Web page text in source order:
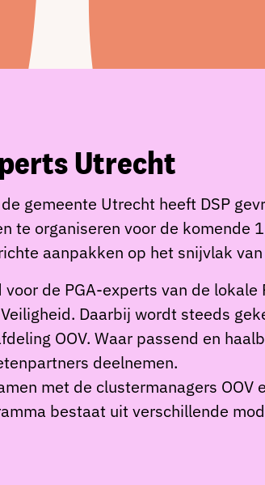
Utrecht
gemeente Utrecht heeft DSP
te organiseren voor de komende
aanpakken op het snijvlak
de PGA-experts van de lokale
Daarbij wordt steeds
OOV. Waar passend en
deelnemen.
met de clustermanagers OOV
bestaat uit verschillende